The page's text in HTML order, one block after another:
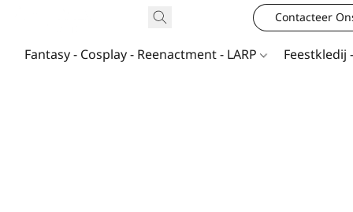
Contacteer
Fantasy - Cosplay - Reenactment - LARP Feestkledij